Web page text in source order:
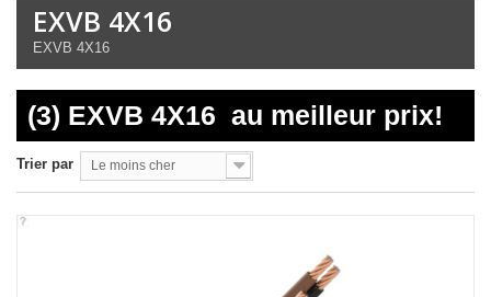
EXVB 4X16
EXVB 4X16
(3) EXVB 4X16 au meilleur prix!
Trier par Le moins cher